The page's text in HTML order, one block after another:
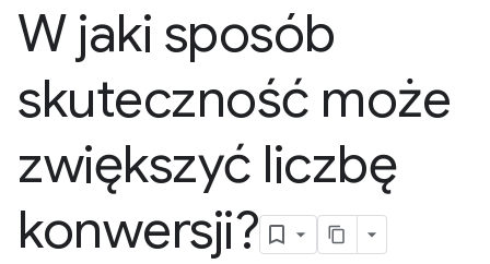
W jaki sposób
skuteczność może
zwiększyć liczbę
konwersji?